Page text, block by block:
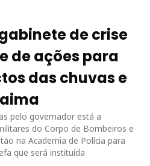
de crise
de ações para
das chuvas e
pelo governador está a
do Corpo de Bombeiros e
na Academia de Polícia para
que será instituída